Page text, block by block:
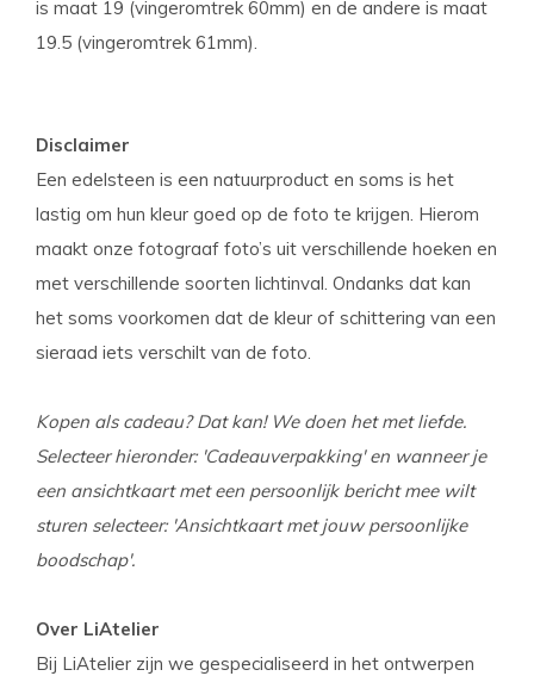
is maat 19 (vingeromtrek 60mm) en de andere is maat
19.5 (vingeromtrek 61mm).
Disclaimer
Een edelsteen is een natuurproduct en soms is het
lastig om hun kleur goed op de foto te krijgen. Hierom
maakt onze fotograaf foto’s uit verschillende hoeken en
met verschillende soorten lichtinval. Ondanks dat kan
het soms voorkomen dat de kleur of schittering van een
sieraad iets verschilt van de foto.
Kopen als cadeau? Dat kan! We doen het met liefde.
Selecteer hieronder: 'Cadeauverpakking' en wanneer je
een ansichtkaart met een persoonlijk bericht mee wilt
sturen selecteer: 'Ansichtkaart met jouw persoonlijke
boodschap'.
Over LiAtelier
Bij LiAtelier zijn we gespecialiseerd in het ontwerpen